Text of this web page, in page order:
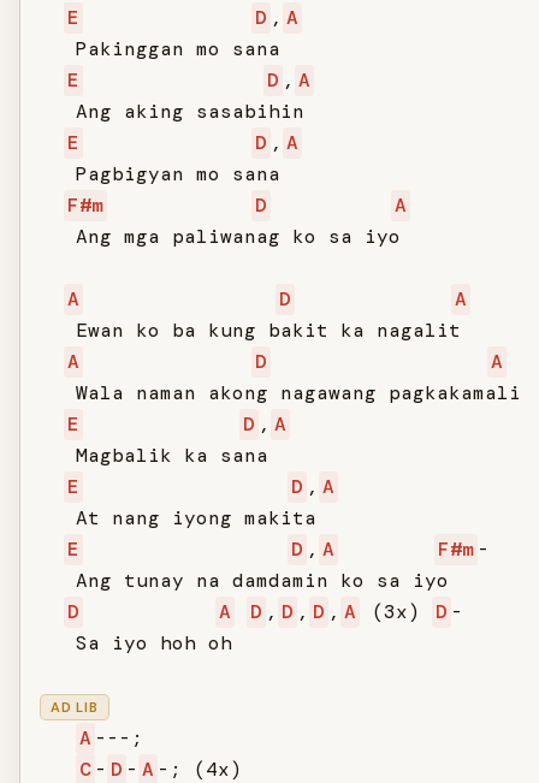
E
D , A
   Pakinggan mo sana
E
D , A
   Ang aking sasabihin
E
D , A
   Pagbigyan mo sana
F#m
D
A
   Ang mga paliwanag ko sa iyo
A D
A
   Ewan ko ba kung bakit ka nagalit
A
D
A
   Wala naman akong nagawang pagkakamali
E
D , A
   Magbalik ka sana
E
D , A
   At nang iyong makita
E
D , A F#m -
   Ang tunay na damdamin ko sa iyo
D
A D , D , D , A (3x) D -
   Sa iyo hoh oh
AD LIB
A ---;
C - D - A -; (4x)